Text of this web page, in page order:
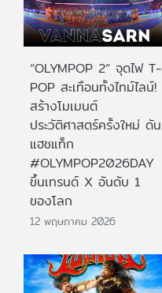
“OLYMPOP 2” จุดไฟ T-
POP สะเทือนทั้งไทม์ไลน์!
สร้างโมเมนต์
ประวัติศาสตร์ครั้งใหม่ ดัน
แฮชแท็ก
#OLYMPOP2026DAY
ขึ้นเทรนด์ X อันดับ 1
ของโลก
12 พฤษภาคม 2026